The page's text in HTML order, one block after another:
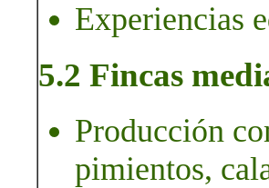
Experiencias
5.2 Fincas
Producción
pimientos,